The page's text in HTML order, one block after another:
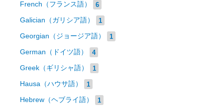
French（フランス語） 6
Galician（ガリシア語） 1
Georgian（ジョージア語） 1
German（ドイツ語） 4
Greek（ギリシャ語） 1
Hausa（ハウサ語） 1
Hebrew（ヘブライ語） 1